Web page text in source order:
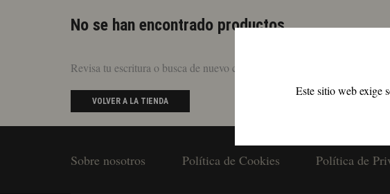
Este sitio web exige
No se han encontrado productos
Revisa tu escritura o busca de nuevo con términos menos específicos.
VOLVER A LA TIENDA
Sobre nosotros Política de Cookies Política de